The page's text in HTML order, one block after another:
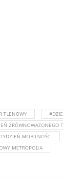
TLENOWY
ZRÓWNOWAŻONEGO
MOBILNOŚCI
METROPOLIA